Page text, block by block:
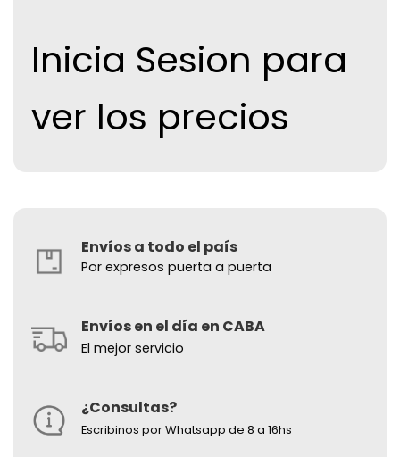
Inicia Sesion para
ver los precios
Envíos a todo el país
Por expresos puerta a puerta
Envíos en el día en CABA
El mejor servicio
¿Consultas?
Escribinos por Whatsapp de 8 a 16hs